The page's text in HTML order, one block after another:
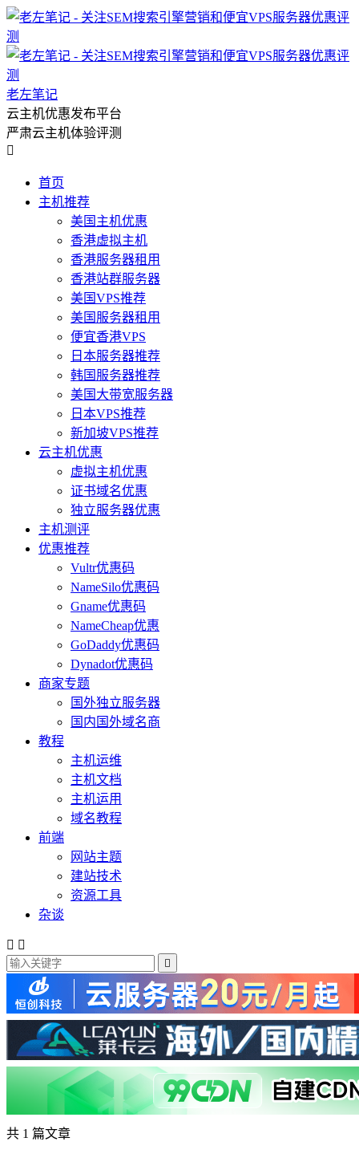
老左笔记
云主机优惠发布平台
严肃云主机体验评测

首页
主机推荐
美国主机优惠
香港虚拟主机
香港服务器租用
香港站群服务器
美国VPS推荐
美国服务器租用
便宜香港VPS
日本服务器推荐
韩国服务器推荐
美国大带宽服务器
日本VPS推荐
新加坡VPS推荐
云主机优惠
虚拟主机优惠
证书域名优惠
独立服务器优惠
主机测评
优惠推荐
Vultr优惠码
NameSilo优惠码
Gname优惠码
NameCheap优惠
GoDaddy优惠码
Dynadot优惠码
商家专题
国外独立服务器
国内国外域名商
教程
主机运维
主机文档
主机运用
域名教程
前端
网站主题
建站技术
资源工具
杂谈
 

共 1 篇文章